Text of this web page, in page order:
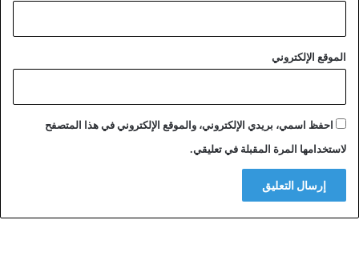
الموقع الإلكتروني
احفظ اسمي، بريدي الإلكتروني، والموقع الإلكتروني في هذا المتصفح
لاستخدامها المرة المقبلة في تعليقي.